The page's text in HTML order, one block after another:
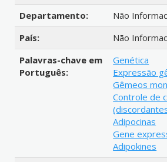
Departamento:
Não
País:
Não
Palavras-chave em
Português:
Genética
Expressão
Gêmeos
Controle de
Adipocinas
Gene
Adipokines